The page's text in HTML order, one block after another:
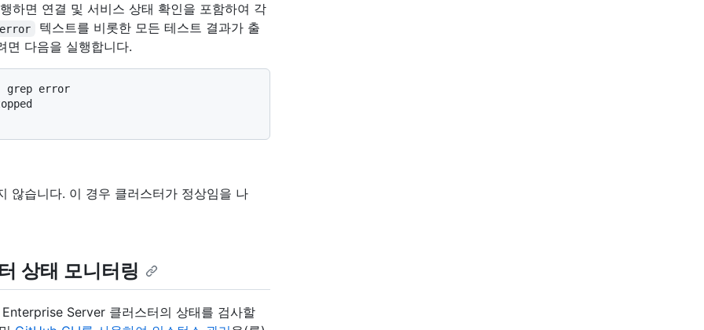
하면 연결 및 서비스 상태 확인을 포함하여 각
error
텍스트를 비롯한 모든 테스트 결과가 출
면 다음을 실행합니다.
않습니다. 이 경우 클러스터가 정상임을 나
상태 모니터링
Server 클러스터의 상태를 검사할